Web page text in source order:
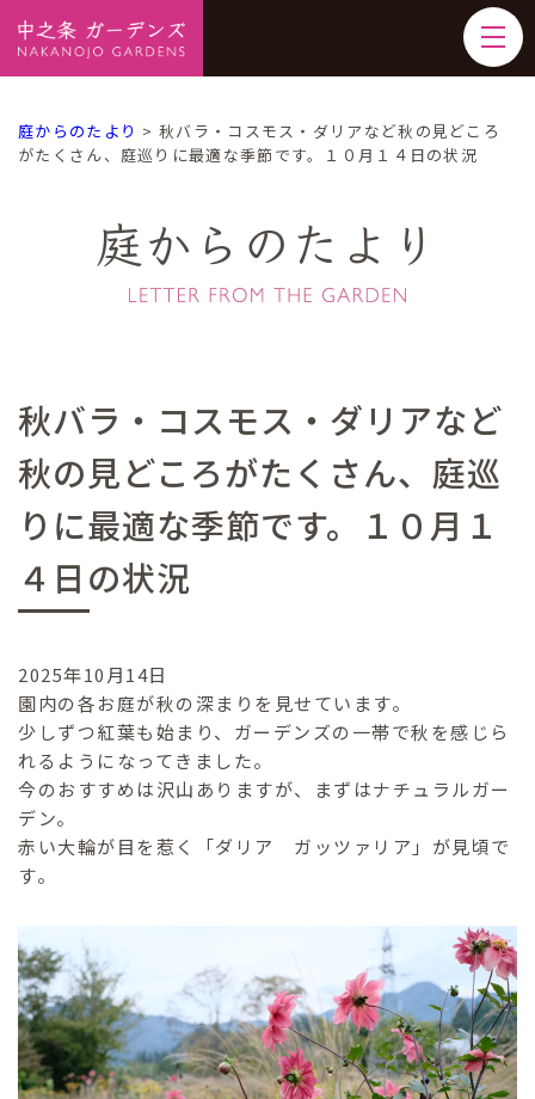
庭からのたより >秋バラ・コスモス・ダリアなど秋の見どころ
がたくさん、庭巡りに最適な季節です。１０月１４日の状況
庭からのたより
秋バラ・コスモス・ダリアなど
秋の見どころがたくさん、庭巡
りに最適な季節です。１０月１
４日の状況
2025年10月14日
園内の各お庭が秋の深まりを見せています。
少しずつ紅葉も始まり、ガーデンズの一帯で秋を感じら
れるようになってきました。
今のおすすめは沢山ありますが、まずはナチュラルガー
デン。
赤い大輪が目を惹く「ダリア ガッツァリア」が見頃で
す。